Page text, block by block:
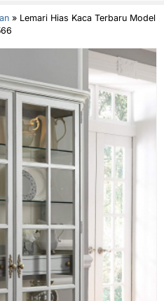
» Lemari Hias Kaca Terbaru Model